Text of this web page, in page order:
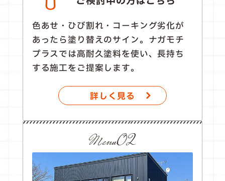
色あせ・ひび割れ・コーキング劣化が
あったら塗り替えのサイン。ナガモチ
プラスでは高耐久塗料を使い、長持ち
する施工をご提案します。
詳しく見る
Menu02